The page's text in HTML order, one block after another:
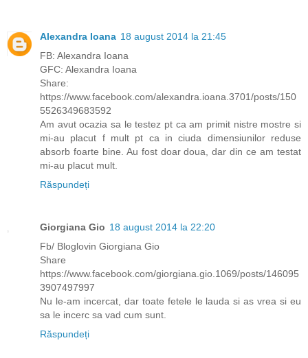
Alexandra Ioana 18 august 2014 la 21:45
FB: Alexandra Ioana
GFC: Alexandra Ioana
Share:
https://www.facebook.com/alexandra.ioana.3701/posts/150
5526349683592
Am avut ocazia sa le testez pt ca am primit nistre mostre si
mi-au placut f mult pt ca in ciuda dimensiunilor reduse
absorb foarte bine. Au fost doar doua, dar din ce am testat
mi-au placut mult.
Răspundeți
Giorgiana Gio 18 august 2014 la 22:20
Fb/ Bloglovin Giorgiana Gio
Share
https://www.facebook.com/giorgiana.gio.1069/posts/146095
3907497997
Nu le-am incercat, dar toate fetele le lauda si as vrea si eu
sa le incerc sa vad cum sunt.
Răspundeți